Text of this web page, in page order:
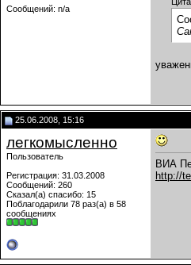
Сообщений: n/a
25.06.2008, 15:16
легкомысленно
Пользователь
Регистрация: 31.03.2008
Сообщений: 260
Сказал(а) спасибо: 15
Поблагодарили 78 раз(а) в 58
сообщениях
ВИА
http://